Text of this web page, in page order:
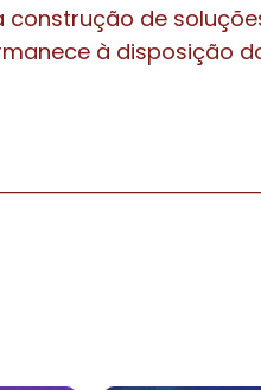
de
à disposição